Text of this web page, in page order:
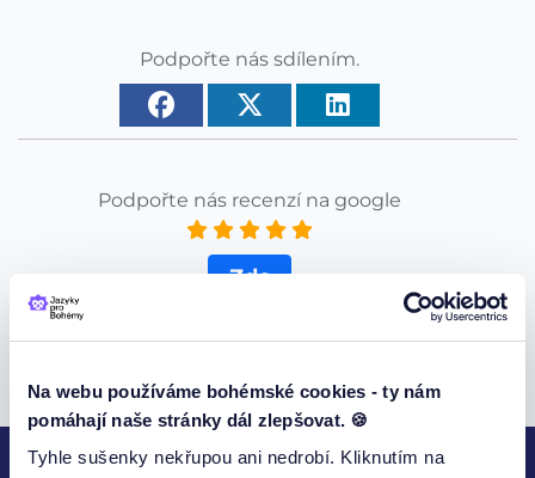
Na webu používáme bohémské cookies - ty nám
pomáhají naše stránky dál zlepšovat. 🍪
Tyhle sušenky nekřupou ani nedrobí. Kliknutím na
Podpořte nás sdílením.
Podpořte nás recenzí na google
Zde